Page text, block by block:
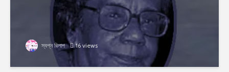
স্বপ্ন বিলাপ 16 views